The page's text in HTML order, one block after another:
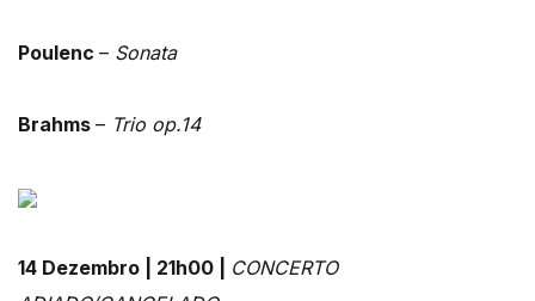
Poulenc – Sonata
Brahms – Trio op.14
14 Dezembro | 21h00 | CONCERTO